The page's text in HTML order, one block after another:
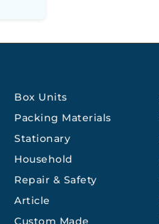
Box Units
Packing Materials
Stationary
Household
Repair & Safety
Article
Custom Made